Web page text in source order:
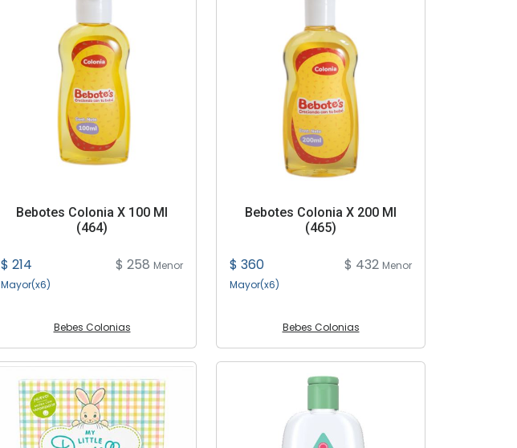
Bebotes Colonia X 100 Ml
(464)
$ 214
Mayor(x6)
$ 258 Menor
Bebes Colonias
Bebotes Colonia X 200 Ml
(465)
$ 360
Mayor(x6)
$ 432 Menor
Bebes Colonias